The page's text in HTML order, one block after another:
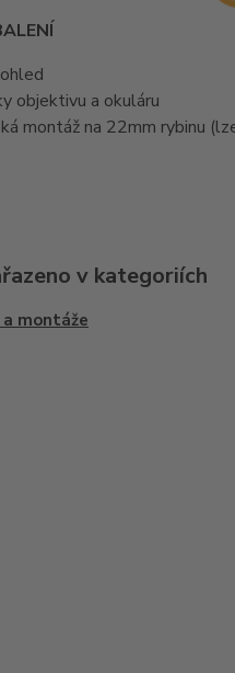
objektivu a okuláru
montáž na 22mm rybinu
v kategoriích
montáže